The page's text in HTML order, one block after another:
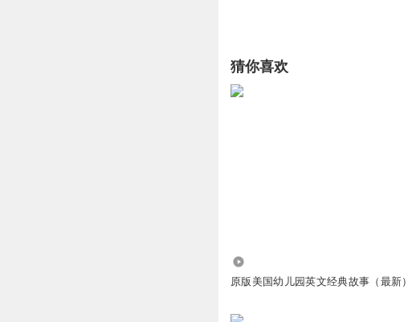
猜你喜欢
原版美国幼儿园英文经典故事（最新）